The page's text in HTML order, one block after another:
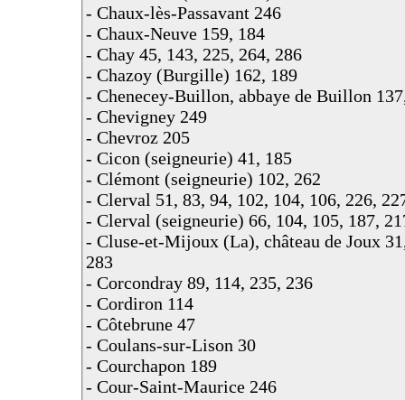
- Chaux-lès-Passavant 246
- Chaux-Neuve 159, 184
- Chay 45, 143, 225, 264, 286
- Chazoy (Burgille) 162, 189
- Chenecey-Buillon, abbaye de Buillon
- Chevigney 249
- Chevroz 205
- Cicon (seigneurie) 41, 185
- Clémont (seigneurie) 102, 262
- Clerval 51, 83, 94, 102, 104, 106, 226,
- Clerval (seigneurie) 66, 104, 105, 187,
- Cluse-et-Mijoux (La), château de Joux
283
- Corcondray 89, 114, 235, 236
- Cordiron 114
- Côtebrune 47
- Coulans-sur-Lison 30
- Courchapon 189
- Cour-Saint-Maurice 246